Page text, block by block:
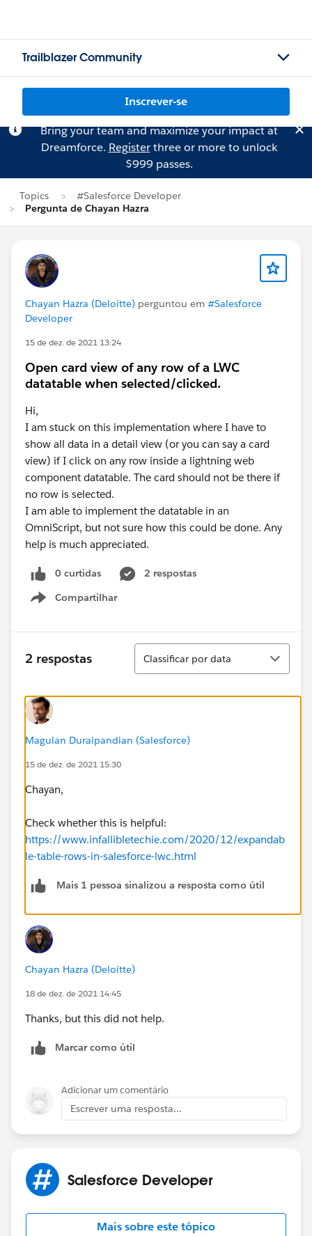
Trailblazer Community
Inscrever-se
Bring your team and maximize your impact at
Dreamforce. Registerthree or more to unlock
$999 passes.
Topics
#Salesforce Developer
Pergunta de Chayan Hazra
Chayan Hazra (Deloitte) perguntou em #Salesforce
Developer
15 de dez. de 2021 13:24
Open card view of any row of a LWC
datatable when selected/clicked.
Hi,
I am stuck on this implementation where I have to
show all data in a detail view (or you can say a card
view) if I click on any row inside a lightning web
component datatable. The card should not be there if
no row is selected.
I am able to implement the datatable in an
OmniScript, but not sure how this could be done. Any
help is much appreciated.
0 curtidas
2 respostas
Compartilhar
Show menu
2 respostas
Classificar
Classificar por data
Magulan Duraipandian (Salesforce)
15 de dez. de 2021 15:30
Chayan,
Check whether this is helpful:
https://www.infallibletechie.com/2020/12/expandab
le-table-rows-in-salesforce-lwc.html
Mais 1 pessoa sinalizou a resposta como útil
Chayan Hazra (Deloitte)
18 de dez. de 2021 14:45
Thanks, but this did not help.
Marcar como útil
Adicionar um comentário
Escrever uma resposta...
Salesforce Developer
Mais sobre este tópico